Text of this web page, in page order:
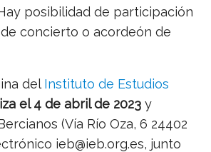
posibilidad de participación
concierto o acordeón de
del Instituto de Estudios
el 4 de abril de 2023 y
(Vía Río Oza, 6 24402
ieb@ieb.org.es, junto